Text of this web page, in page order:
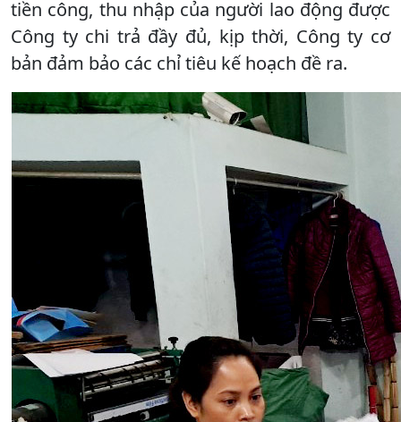
tiền công, thu nhập của người lao động được
Công ty chi trả đầy đủ, kịp thời, Công ty cơ
bản đảm bảo các chỉ tiêu kế hoạch đề ra.